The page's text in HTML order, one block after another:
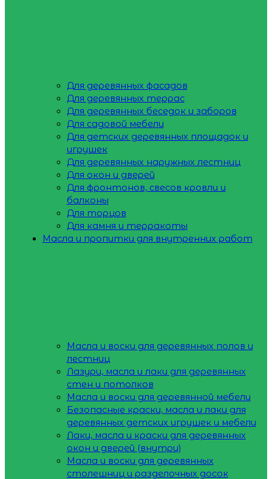
Для деревянных фасадов
Для деревянных террас
Для деревянных беседок и заборов
Для садовой мебели
Для детских деревянных площадок и
игрушек
Для деревянных наружных лестниц
Для окон и дверей
Для фронтонов, свесов кровли и
балконы
Для торцов
Для камня и терракоты
Масла и пропитки для внутренних работ
Масла и воски для деревянных полов и
лестниц
Лазури, масла и лаки для деревянных
стен и потолков
Масла и воски для деревянной мебели
Безопасные краски, масла и лаки для
деревянных детских игрушек и мебели
Лаки, масла и краски для деревянных
окон и дверей (внутри)
Масла и воски для деревянных
столешниц и разделочных досок